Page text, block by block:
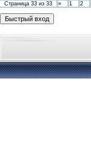
Страница 33 из 33 « 1 2